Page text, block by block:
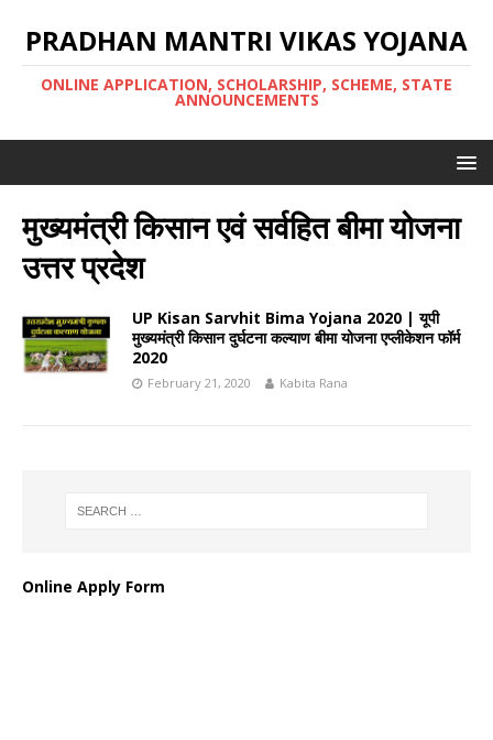
PRADHAN MANTRI VIKAS YOJANA
ONLINE APPLICATION, SCHOLARSHIP, SCHEME, STATE
ANNOUNCEMENTS
मुख्यमंत्री किसान एवं सर्वहित बीमा योजना
उत्तर प्रदेश
UP Kisan Sarvhit Bima Yojana 2020 | यूपी
मुख्यमंत्री किसान दुर्घटना कल्याण बीमा योजना एप्लीकेशन फॉर्म
2020
February 21, 2020 Kabita Rana
Online Apply Form